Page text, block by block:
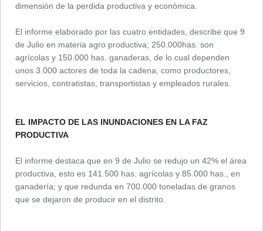
dimensión de la perdida productiva y económica.
El informe elaborado por las cuatro entidades, describe que 9
de Julio en materia agro productiva; 250.000has. son
agrícolas y 150.000 has. ganaderas, de lo cual dependen
unos 3.000 actores de toda la cadena, como productores,
servicios, contratistas, transportistas y empleados rurales.
EL IMPACTO DE LAS INUNDACIONES EN LA FAZ
PRODUCTIVA
El informe destaca que en 9 de Julio se redujo un 42% el área
productiva, esto es 141.500 has. agrícolas y 85.000 has., en
ganadería; y que redunda en 700.000 toneladas de granos
que se dejaron de producir en el distrito.